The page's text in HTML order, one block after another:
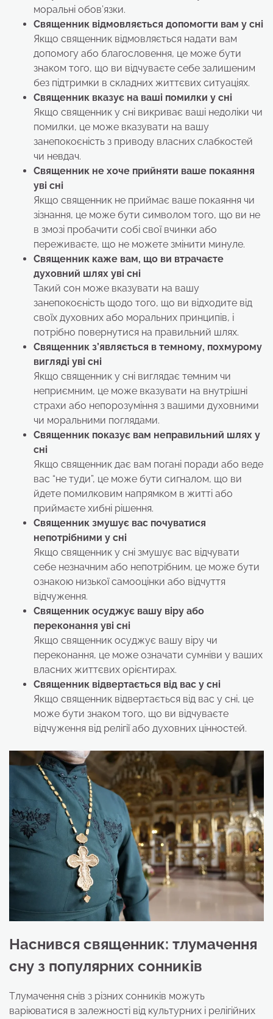
моральні обов’язки.
Священник відмовляється допомогти вам у сні
Якщо священник відмовляється надати вам
допомогу або благословення, це може бути
знаком того, що ви відчуваєте себе залишеним
без підтримки в складних життєвих ситуаціях.
Священник вказує на ваші помилки у сні
Якщо священник у сні викриває ваші недоліки чи
помилки, це може вказувати на вашу
занепокоєність з приводу власних слабкостей
чи невдач.
Священник не хоче прийняти ваше покаяння
уві сні
Якщо священник не приймає ваше покаяння чи
зізнання, це може бути символом того, що ви не
в змозі пробачити собі свої вчинки або
переживаєте, що не можете змінити минуле.
Священник каже вам, що ви втрачаєте
духовний шлях уві сні
Такий сон може вказувати на вашу
занепокоєність щодо того, що ви відходите від
своїх духовних або моральних принципів, і
потрібно повернутися на правильний шлях.
Священник з’являється в темному, похмурому
вигляді уві сні
Якщо священник у сні виглядає темним чи
неприємним, це може вказувати на внутрішні
страхи або непорозуміння з вашими духовними
чи моральними поглядами.
Священник показує вам неправильний шлях у
сні
Якщо священник дає вам погані поради або веде
вас “не туди”, це може бути сигналом, що ви
йдете помилковим напрямком в житті або
приймаєте хибні рішення.
Священник змушує вас почуватися
непотрібними у сні
Якщо священник у сні змушує вас відчувати
себе незначним або непотрібним, це може бути
ознакою низької самооцінки або відчуття
відчуження.
Священник осуджує вашу віру або
переконання уві сні
Якщо священник осуджує вашу віру чи
переконання, це може означати сумніви у ваших
власних життєвих орієнтирах.
Священник відвертається від вас у сні
Якщо священник відвертається від вас у сні, це
може бути знаком того, що ви відчуваєте
відчуження від релігії або духовних цінностей.
Наснився священник: тлумачення
сну з популярних сонників
Тлумачення снів з різних сонників можуть
варіюватися в залежності від культурних і релігійних